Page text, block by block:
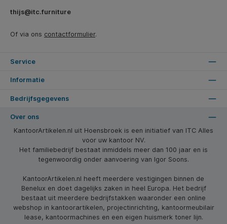
thijs@itc.furniture
Of via ons contactformulier.
Service
Informatie
Bedrijfsgegevens
Over ons
KantoorArtikelen.nl uit Hoensbroek is een initiatief van ITC Alles
voor uw kantoor NV.
Het familiebedrijf bestaat inmiddels meer dan 100 jaar en is
tegenwoordig onder aanvoering van Igor Soons.
KantoorArtikelen.nl heeft meerdere vestigingen binnen de
Benelux en doet dagelijks zaken in heel Europa. Het bedrijf
bestaat uit meerdere bedrijfstakken waaronder een online
webshop in kantoorartikelen, projectinrichting, kantoormeubilair
lease, kantoormachines en een eigen huismerk toner lijn.